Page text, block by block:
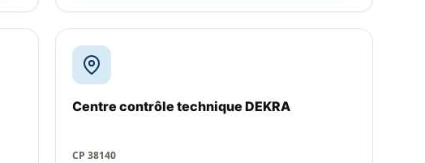
Centre contrôle technique DEKRA
CP 38140